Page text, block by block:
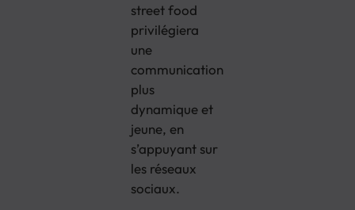
street food
privilégiera
une
communication
plus
dynamique et
jeune, en
s’appuyant sur
les réseaux
sociaux.